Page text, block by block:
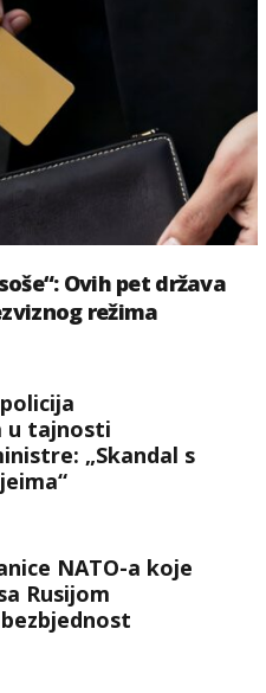
Ovih pet država
režima
u tajnosti
„Skandal s
NATO-a koje
Rusijom